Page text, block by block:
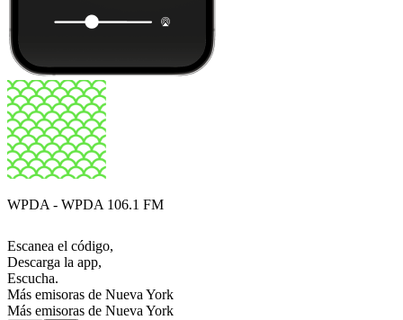
WPDA - WPDA 106.1 FM
Escanea el código,
Descarga la app,
Escucha.
Más emisoras de Nueva York
Más emisoras de Nueva York